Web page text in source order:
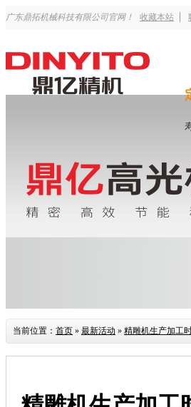
广东鼎拓机械科技有限公司官网！ 收藏本站
当前位置： 首页 » 最新活动 » 精雕机生产加工